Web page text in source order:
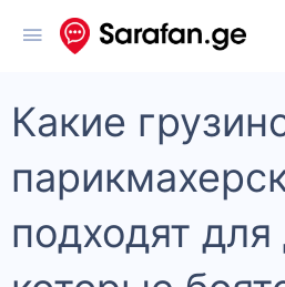
Какие
подходят для